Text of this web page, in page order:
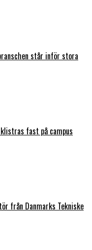
står inför stora
fast på campus
från Danmarks Tekniske